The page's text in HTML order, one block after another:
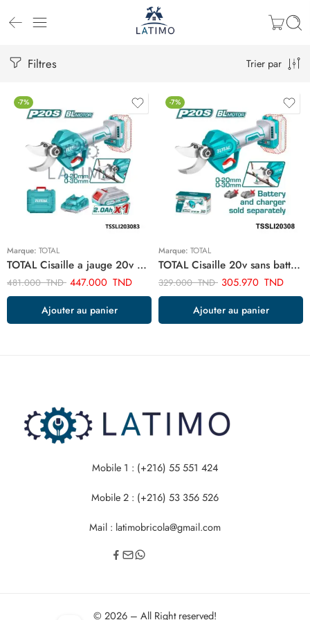
Filtres Trier par
-7%
Marque: TOTAL
TOTAL Cisaille a jauge 20v 2ah TSSLI203083
481.000TND 447.000 TND
Ajouter au panier
-7%
Marque: TOTAL
TOTAL Cisaille 20v sans batterie sans chargeur TSSLI20308
329.000TND 305.970 TND
Ajouter au panier
Mobile 1 : (+216) 55 551 424
Mobile 2 : (+216) 53 356 526
Mail : latimobricola@gmail.com
© 2026 – All Right reserved!